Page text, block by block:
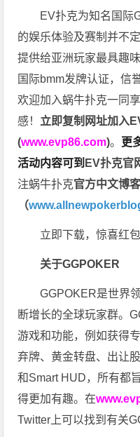
EV扑克为知名国际
的娱乐体验及赛制并不
提供给亚洲玩家最具趣
国际bmm发牌认证，信
欢迎加入蜗牛扑克一同
感！ 立即复制网址加入
(www.evp86.com)。 更
活动内容可到 EV扑克官
注蜗牛扑克官方中文博客
（
立即下载，惊喜红
关于GGPOKER
GGPOKER是世界
断增长的全球玩家群。
游戏和功能，例如获得
弃牌、黄金转盘、出让
和Smart HUD，所有都
得更加有趣。在
Twitter上可以找到有关